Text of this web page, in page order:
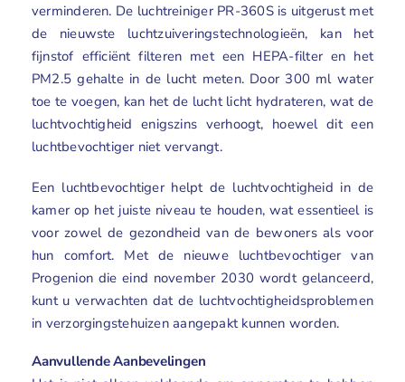
verminderen. De luchtreiniger PR-360S is uitgerust met
de nieuwste luchtzuiveringstechnologieën, kan het
fijnstof efficiënt filteren met een HEPA-filter en het
PM2.5 gehalte in de lucht meten. Door 300 ml water
toe te voegen, kan het de lucht licht hydrateren, wat de
luchtvochtigheid enigszins verhoogt, hoewel dit een
luchtbevochtiger niet vervangt.
Een luchtbevochtigerhelpt de luchtvochtigheid in de
kamer op het juiste niveau te houden, wat essentieel is
voor zowel de gezondheid van de bewoners als voor
hun comfort. Met de nieuwe luchtbevochtiger van
Progenion die eind november 2030 wordt gelanceerd,
kunt u verwachten dat de luchtvochtigheidsproblemen
in verzorgingstehuizen aangepakt kunnen worden.
Aanvullende Aanbevelingen